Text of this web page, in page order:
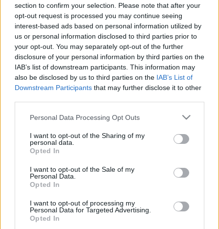
section to confirm your selection. Please note that after your
opt-out request is processed you may continue seeing
interest-based ads based on personal information utilized by
us or personal information disclosed to third parties prior to
your opt-out. You may separately opt-out of the further
disclosure of your personal information by third parties on the
IAB’s list of downstream participants. This information may
also be disclosed by us to third parties on the IAB’s List of
Downstream Participants that may further disclose it to other
Please note that this website/app uses one or more Google
not limited to your visit or usage behaviour. You may click to
grant or deny consent to Google and its third-party tags to
use your data for below specified purposes in below Google
consent section.
Personal Data Processing Opt Outs
I want to opt-out of the Sharing of my
personal data.
Opted In
I want to opt-out of the Sale of my
Personal Data.
Opted In
I want to opt-out of processing my
Personal Data for Targeted Advertising.
Opted In
Posible alineación:
Unai Simón – Capa, Yeray Álvarez,
Íñigo Martínez, Yuri – Berenguer (De Marcos), Unai López,
Dani García, Muniain – Williams, Raúl García.
Estos jugadores son baja:Nolaskoain (lesión de tobillo),
Unai Núñez (sancionado), Mikel Vesga (sancionado).
Estos jugadores son duda:
Posibles cambios en la alineación:Marcelino podría
repetir el once que goleó al Cádiz con la novedad de Íñigo
Dani García por Mikel Vesga. De Marcos tiene opciones de
entrar en el once en el lateral derecho o en el puesto de
Actualidad Comunio: los lesionados de la jornada 23
Carvajal vuelve a romperse,
mientras que Josan y Mojica se